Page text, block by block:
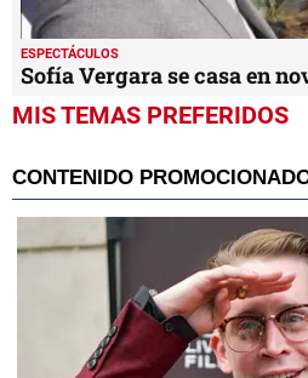
ESPECTÁCULOS
Sofía Vergara se casa en
MIS TEMAS PREFERIDOS